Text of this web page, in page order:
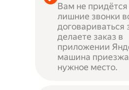
Вам не придётся
лишние звонки
договариваться
делаете заказ в
приложении
машина
нужное место.